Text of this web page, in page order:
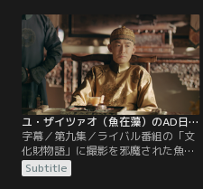
ー・シーヨン）との和解ディナーが
待っていた。自分の特性がバレるこ
とを恐れた魚在藻（ユ・ザイツァ
オ）は陶唐（タオ・タン）に助けを
求める。
ユ・ザイツァオ（魚在藻）のAD日記 第09話／字幕
字幕／第九集／ライバル番組の「文
化財物語」に撮影を邪魔された魚在
藻（ユ・ザイツァオ）は、別の撮影
計画を思いつき、再現映像を交えて
Subtitle